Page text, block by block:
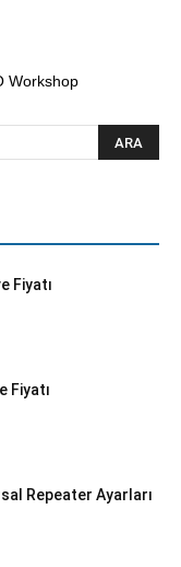
Workshop
Fiyatı
Fiyatı
Repeater Ayarları